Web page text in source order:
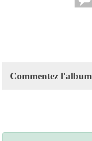
Commentez l'album